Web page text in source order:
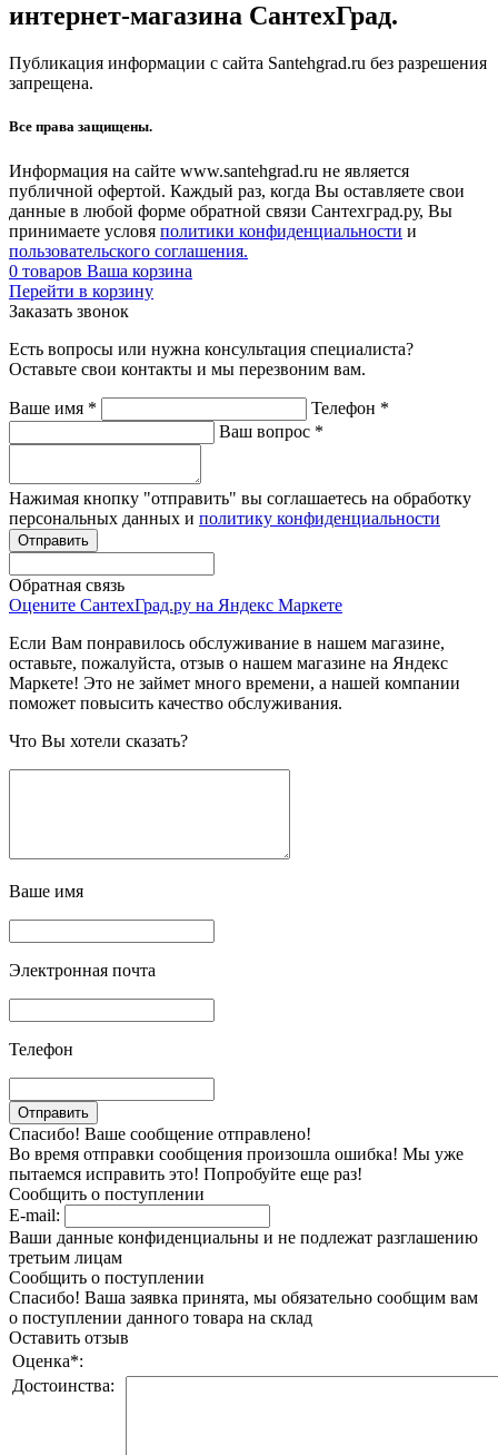
интернет-магазина СантехГрад.
Публикация информации с сайта Santehgrad.ru без разрешения
запрещена.
Все права защищены.
Информация на сайте www.santehgrad.ru не является
публичной офертой. Каждый раз, когда Вы оставляете свои
данные в любой форме обратной связи Сантехград.ру, Вы
принимаете условя политики конфиденциальности и
пользовательского соглашения.
0 товаров Ваша корзина
Перейти в корзину
Заказать звонок
Есть вопросы или нужна консультация специалиста?
Оставьте свои контакты и мы перезвоним вам.
Ваше имя * Телефон *
Ваш вопрос *
Нажимая кнопку "отправить" вы соглашаетесь на обработку
персональных данных и политику конфиденциальности
Обратная связь
Оцените СантехГрад.ру на Яндекс Маркете
Если Вам понравилось обслуживание в нашем магазине,
оставьте, пожалуйста, отзыв о нашем магазине на Яндекс
Маркете! Это не займет много времени, а нашей компании
поможет повысить качество обслуживания.
Что Вы хотели сказать?
Ваше имя
Электронная почта
Телефон
Спасибо! Ваше сообщение отправлено!
Во время отправки сообщения произошла ошибка! Мы уже
пытаемся исправить это! Попробуйте еще раз!
Сообщить о поступлении
E-mail:
Ваши данные конфиденциальны и не подлежат разглашению
третьим лицам
Сообщить о поступлении
Спасибо! Ваша заявка принята, мы обязательно сообщим вам
о поступлении данного товара на склад
Оставить отзыв
Оценка*:
Достоинства: